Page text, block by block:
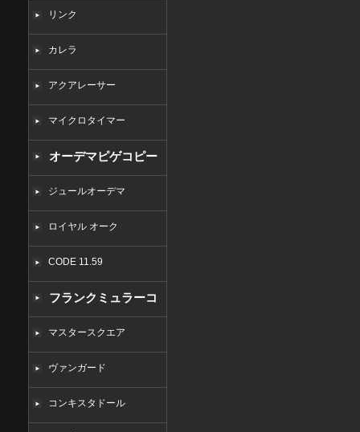
リンク
カレラ
アクアレーサー
マイクロタイマー
オーデマピゲコピー
ジュールオーデマ
ロイヤル オーク
CODE 11.59
フランクミュラーコ
ピーマスタースクエア
ヴァンガード
コンキスタドール